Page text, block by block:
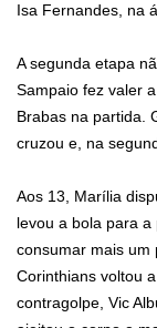
Isa Fernandes, na
A segunda etapa
Sampaio fez valer
Brabas na partida.
cruzou e, na
Aos 13, Marília
levou a bola para
consumar mais um
Corinthians voltou
contragolpe, Vic